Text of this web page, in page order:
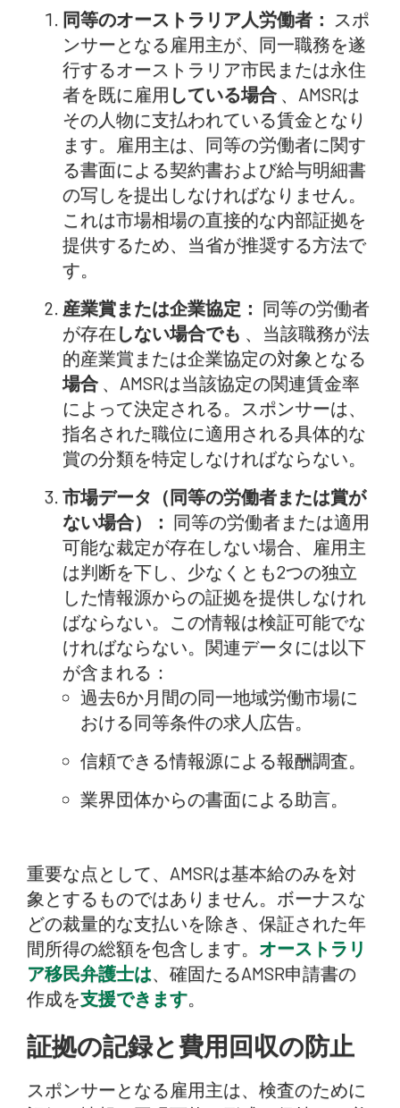
同等のオーストラリア人労働者：
スポ
ンサーとなる雇用主が、同一職務を遂
行するオーストラリア市民または永住
者を既に雇用 している場合
、AMSRは
その人物に支払われている賃金となり
ます。雇用主は、同等の労働者に関す
る書面による契約書および給与明細書
の写しを提出しなければなりません。
これは市場相場の直接的な内部証拠を
提供するため、当省が推奨する方法で
す。
産業賞または企業協定： 同等の労働者
が存在 しない場合でも
、当該職務が法
的産業賞または企業協定の対象となる
場合
、AMSRは当該協定の関連賃金率
によって決定される。スポンサーは、
指名された職位に適用される具体的な
賞の分類を特定しなければならない。
市場データ（同等の労働者または賞が
ない場合）： 同等の労働者または適用
可能な裁定が存在しない場合、雇用主
は判断を下し、少なくとも2つの独立
した情報源からの証拠を提供しなけれ
ばならない。この情報は検証可能でな
ければならない。関連データには以下
が含まれる：
過去6か月間の同一地域労働市場に
おける同等条件の求人広告。
信頼できる情報源による報酬調査。
業界団体からの書面による助言。
重要な点として、AMSRは基本給のみを対
象とするものではありません。ボーナスな
どの裁量的な支払いを除き、保証された年
間所得の総額を包含します。 オーストラリ
ア移民弁護士は 、確固たるAMSR申請書の
作成を支援できます
証拠の記録と費用回収の防止
スポンサーとなる雇用主は、検査のために